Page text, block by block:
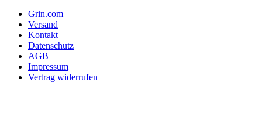
Grin.com
Versand
Kontakt
Datenschutz
AGB
Impressum
Vertrag widerrufen